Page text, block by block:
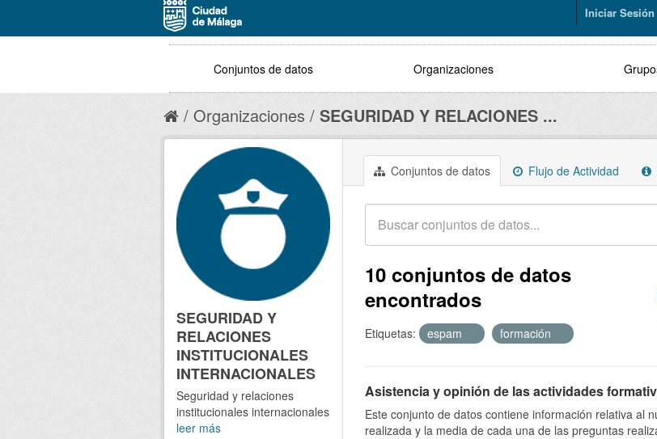
Iniciar Sesión
Conjuntos de datos Organizaciones
Organizaciones SEGURIDAD Y RELACIONES ...
Conjuntos de datos Flujo de Actividad
10 conjuntos de datos
encontrados
Etiquetas: espam formación
Asistencia y opinión de las actividades
Este conjunto de datos contiene información relativa al
realizada y la media de cada una de las preguntas
SEGURIDAD Y
RELACIONES
INSTITUCIONALES
INTERNACIONALES
Seguridad y relaciones
institucionales internacionales
leer más